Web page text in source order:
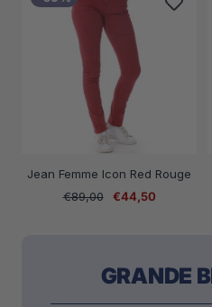
Jean Femme Icon Red Rouge
Prix
€89,00
Prix
€44,50
GRANDE